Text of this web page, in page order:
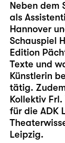
Neben dem
als
Hannover
Schauspiel
Edition
Texte und
Künstlerin
tätig.
Kollektiv
für die ADK
Leipzig.